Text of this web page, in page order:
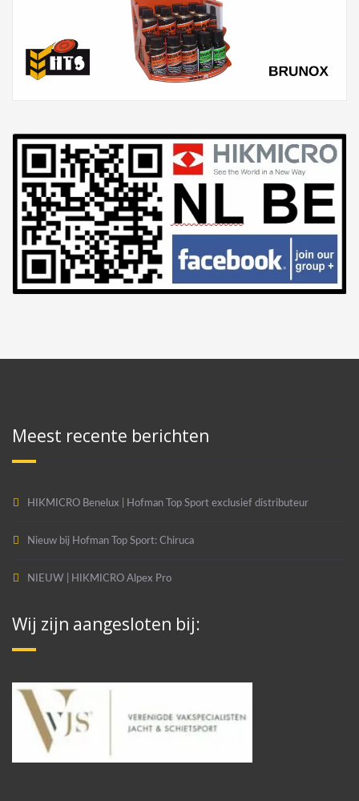
Meest recente berichten
HIKMICRO Benelux | Hofman Top Sport exclusief distributeur
Nieuw bij Hofman Top Sport: Chiruca
NIEUW | HIKMICRO Alpex Pro
Wij zijn aangesloten bij: